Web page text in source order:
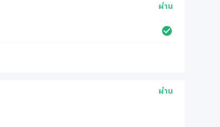
ผ่าน
ผ่าน